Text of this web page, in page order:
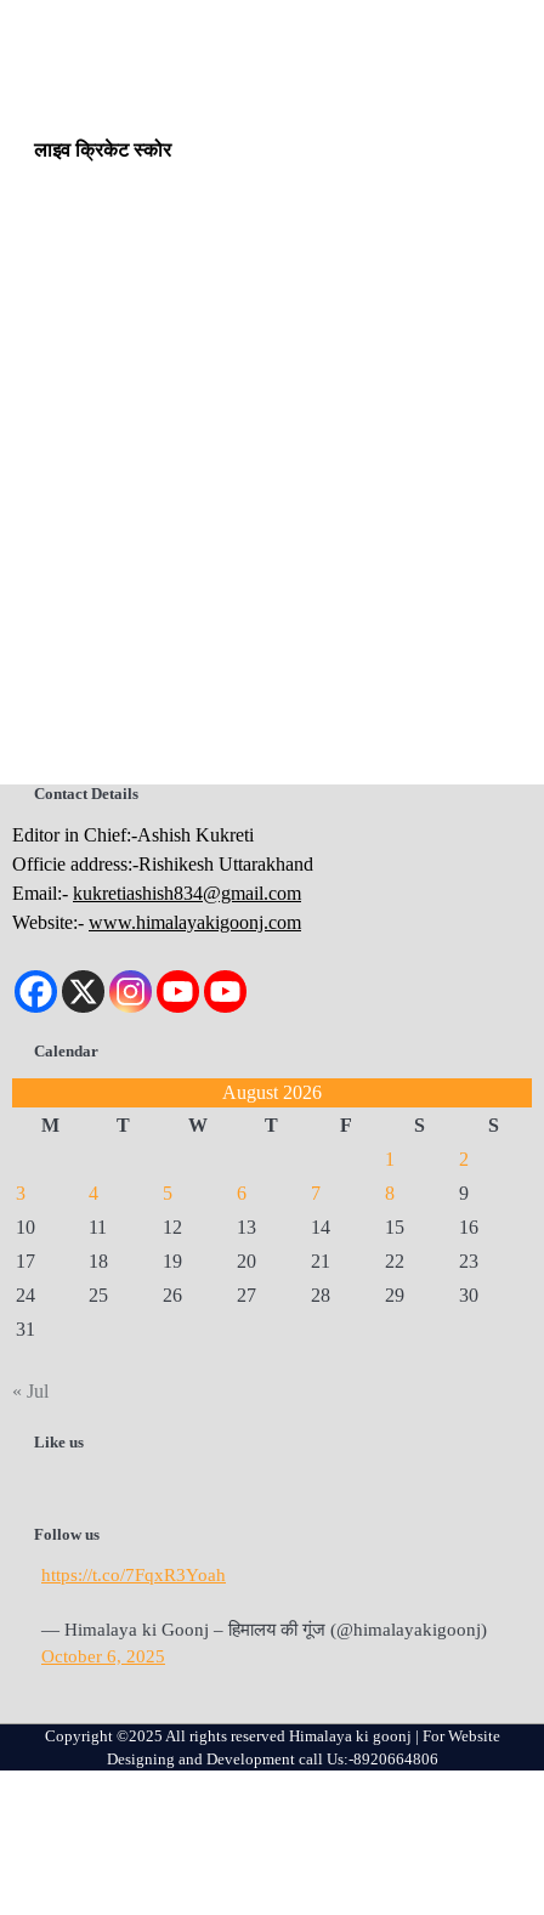
लाइव क्रिकेट स्कोर
Contact Details
Editor in Chief:-Ashish Kukreti
Officie address:-Rishikesh Uttarakhand
Email:- kukretiashish834@gmail.com
Website:- www.himalayakigoonj.com
Calendar
August 2026
M
T W T F S
S
1
2
3
4 5 6 7 8
9
10
11 12 13 14 15
16
17
18 19 20 21 22
23
24
25 26 27 28 29
30
31
« Jul
Like us
Follow us
https://t.co/7FqxR3Yoah
— Himalaya ki Goonj – हिमालय की गूंज (@himalayakigoonj)
October 6, 2025
Copyright ©2025 All rights reserved Himalaya ki goonj | For Website
Designing and Development call Us:-8920664806